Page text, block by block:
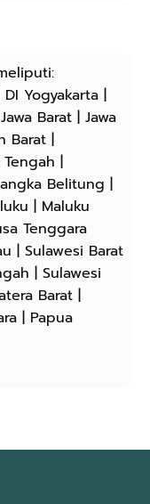
Yogyakarta |
Barat | Jawa
Barat |
|
Belitung |
| Maluku
Tenggara
| Sulawesi Barat
| Sulawesi
Barat |
| Papua